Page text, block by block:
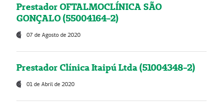
Prestador OFTALMOCLÍNICA SÃO
GONÇALO (55004164-2)
07 de Agosto de 2020
Prestador Clínica Itaipú Ltda (51004348-2)
01 de Abril de 2020